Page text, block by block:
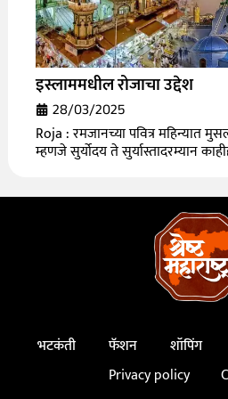
इस्लाममधील रोजाचा उद्देश
28/03/2025
Roja : रमजानच्या पवित्र महिन्यात
म्हणजे सुर्योदय ते सुर्यास्तादरम्यान
भटकंती फॅशन शॉपिंग
Privacy policy